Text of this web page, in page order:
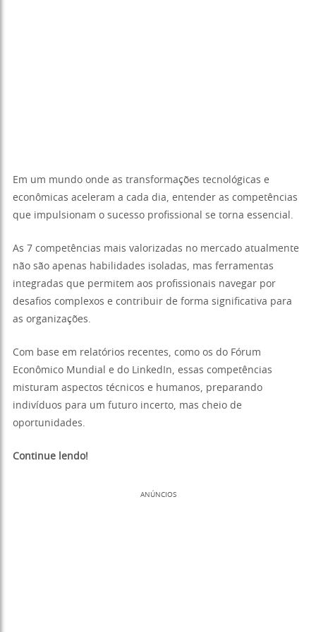
Em um mundo onde as transformações tecnológicas e
econômicas aceleram a cada dia, entender as competências
que impulsionam o sucesso profissional se torna essencial.
As 7 competências mais valorizadas no mercado atualmente
não são apenas habilidades isoladas, mas ferramentas
integradas que permitem aos profissionais navegar por
desafios complexos e contribuir de forma significativa para
as organizações.
Com base em relatórios recentes, como os do Fórum
Econômico Mundial e do LinkedIn, essas competências
misturam aspectos técnicos e humanos, preparando
indivíduos para um futuro incerto, mas cheio de
oportunidades.
Continue lendo!
ANÚNCIOS